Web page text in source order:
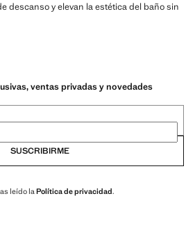
descanso y elevan la estética del baño sin
ventas privadas y novedades
SUSCRIBIRME
leído laPolítica de privacidad.